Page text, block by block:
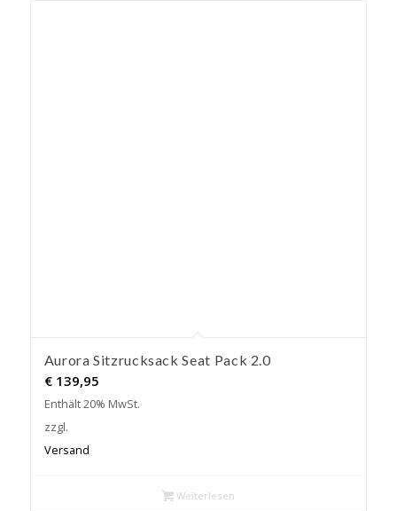
Aurora Sitzrucksack Seat Pack 2.0
€139,95
Enthält 20% MwSt.
zzgl.
Versand
Weiterlesen